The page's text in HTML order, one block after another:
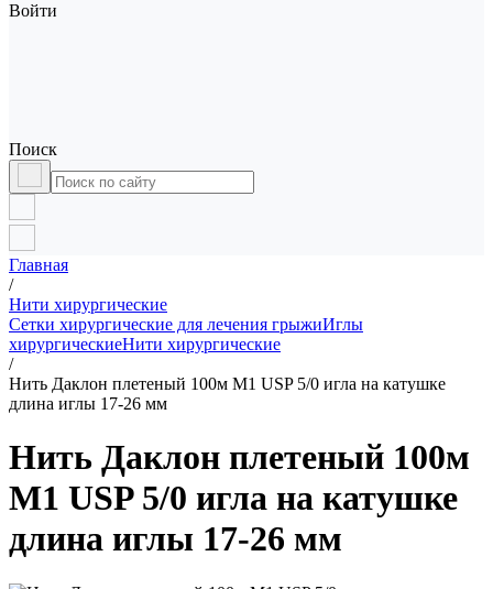
Войти
Поиск
Главная
/
Нити хирургические
Сетки хирургические для лечения грыжиИглы
хирургическиеНити хирургические
/
Нить Даклон плетеный 100м М1 USP 5/0 игла на катушке
длина иглы 17-26 мм
Нить Даклон плетеный 100м
М1 USP 5/0 игла на катушке
длина иглы 17-26 мм